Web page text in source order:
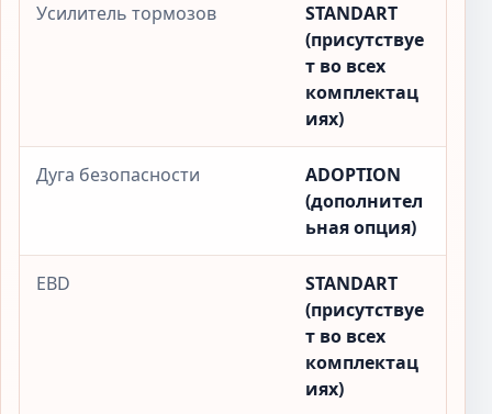
Усилитель тормозов
STANDART
(присутствуе
т во всех
комплектац
иях)
Дуга безопасности
ADOPTION
(дополнител
ьная опция)
EBD
STANDART
(присутствуе
т во всех
комплектац
иях)